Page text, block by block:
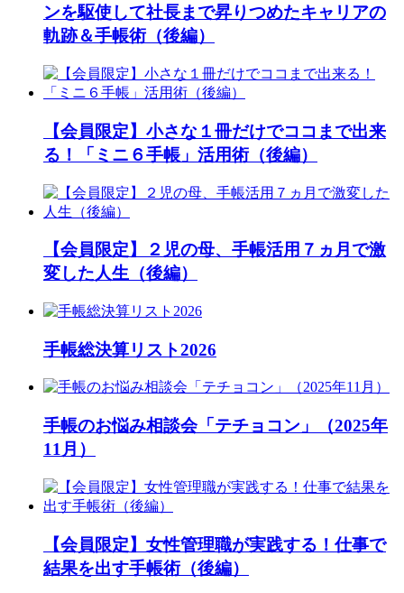
ンを駆使して社長まで昇りつめたキャリアの
軌跡＆手帳術（後編）
【会員限定】小さな１冊だけでココまで出来
る！「ミニ６手帳」活用術（後編）
【会員限定】２児の母、手帳活用７ヵ月で激
変した人生（後編）
手帳総決算リスト2026
手帳のお悩み相談会「テチョコン」（2025年
11月）
【会員限定】女性管理職が実践する！仕事で
結果を出す手帳術（後編）